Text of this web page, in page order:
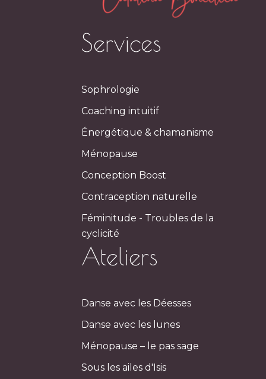
Services
Sophrologie
Coaching intuitif
Énergétique & chamanisme
Ménopause
Conception Boost
Contraception naturelle
Féminitude - Troubles de la
cyclicité
Ateliers
Danse avec les Déesses
Danse avec les lunes
Ménopause – le pas sage
Sous les ailes d'Isis